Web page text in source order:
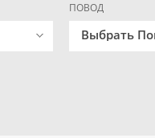
ПОВОД
Выбрать